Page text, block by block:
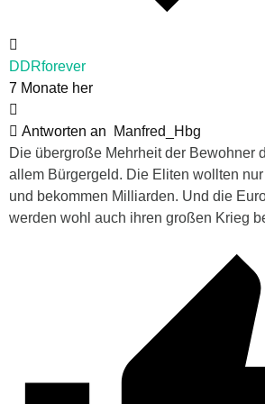
DDRforever
7 Monate her
Antworten an
Manfred_Hbg
Die übergroße Mehrheit der Bewohner
allem Bürgergeld. Die Eliten wollten
und bekommen Milliarden. Und die
werden wohl auch ihren großen Krieg